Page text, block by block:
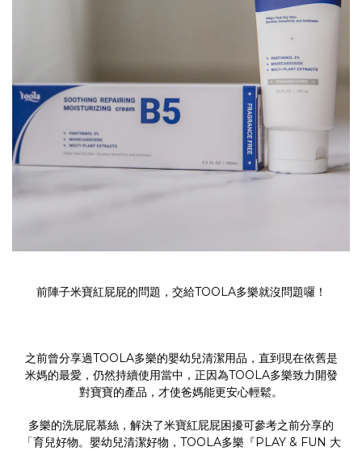
前陣子米寶紅屁屁的問題，交給TOOLA多樂就沒問題囉！
之前曾分享過TOOLA多樂的嬰幼兒清潔用品，直到現在依舊是
米媽的最愛，仍然持續使用當中，正因為TOOLA多樂致力開發
對寶寶的產品，才使爸媽能更安心輕鬆。
多樂的洗屁屁慕絲，解決了米寶紅屁屁困擾可參考之前分享的
「育兒好物。嬰幼兒清潔好物，TOOLA多樂『PLAY & FUN 大